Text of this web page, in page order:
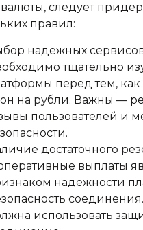
следует
правил:
надежных
тщательно
перед тем, как
на рубли. Важны —
пользователей и
достаточного
выплаты
надежности
использовать